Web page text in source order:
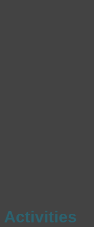
Activities